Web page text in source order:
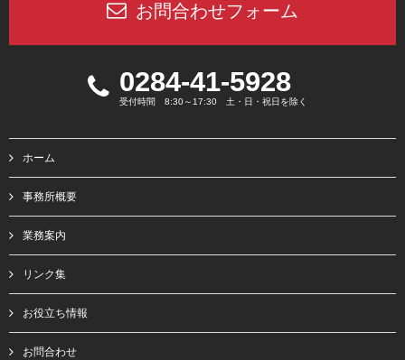
お問合わせフォーム
0284-41-5928
受付時間 8:30～17:30 土・日・祝日を除く
ホーム
事務所概要
業務案内
リンク集
お役立ち情報
お問合わせ